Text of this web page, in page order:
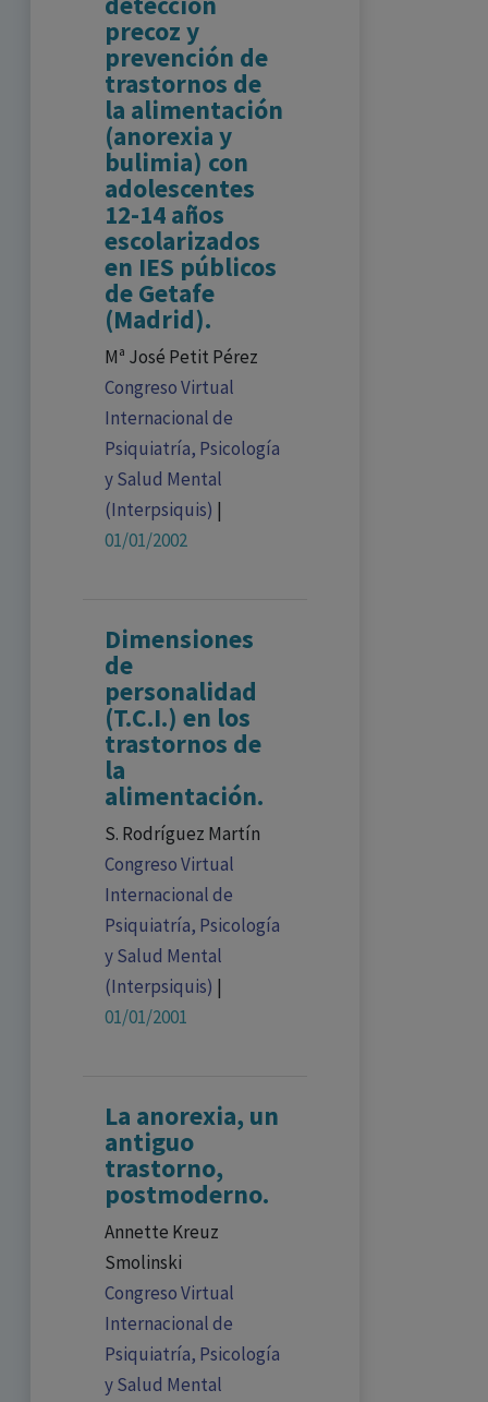
precoz y
prevención de
trastornos de
la alimentación
(anorexia y
bulimia) con
adolescentes
12-14 años
escolarizados
en IES públicos
de Getafe
(Madrid).
Mª José Petit Pérez
Congreso Virtual
Internacional de
Psiquiatría, Psicología
y Salud Mental
(Interpsiquis) |
01/01/2002
Dimensiones
de
personalidad
(T.C.I.) en los
trastornos de
la
alimentación.
S. Rodríguez Martín
Congreso Virtual
Internacional de
Psiquiatría, Psicología
y Salud Mental
(Interpsiquis) |
01/01/2001
La anorexia, un
antiguo
trastorno,
postmoderno.
Annette Kreuz
Smolinski
Congreso Virtual
Internacional de
Psiquiatría, Psicología
y Salud Mental